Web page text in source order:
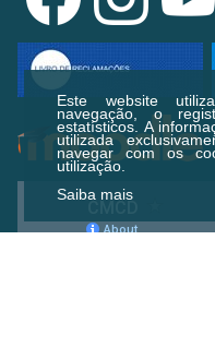
Este website
navegação, o
estatísticos.A
utilizada
navegar com os
utilização.
Saiba mais